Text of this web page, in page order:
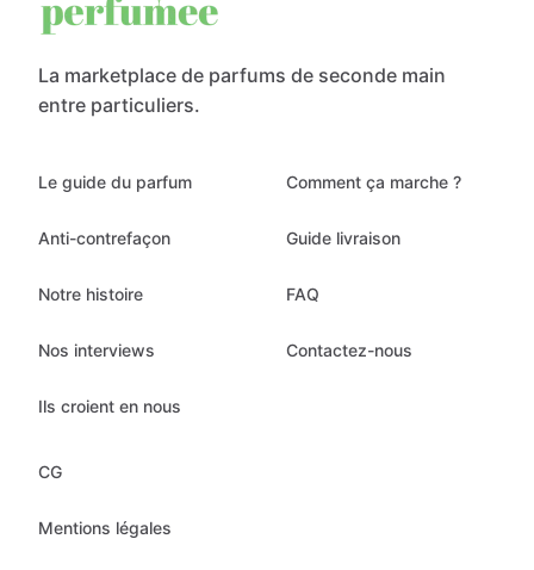
La marketplace de parfums de seconde main
entre particuliers.
Le guide du parfum
Anti-contrefaçon
Notre histoire
Nos interviews
Ils croient en nous
Comment ça marche ?
Guide livraison
FAQ
Contactez-nous
CG
Mentions légales